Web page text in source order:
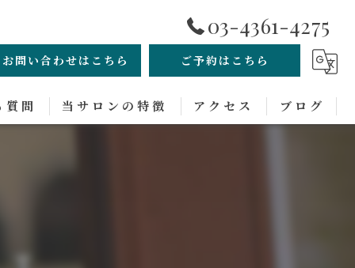
03-4361-4275
お問い合わせはこちら ご予約はこちら
質問 当サロンの特徴 アクセス ブログ